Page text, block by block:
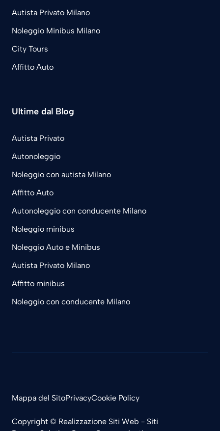
Autista Privato Milano
Noleggio Minibus Milano
City Tours
Affitto Auto
Ultime dal Blog
Autista Privato
Autonoleggio
Noleggio con autista Milano
Affitto Auto
Autonoleggio con conducente Milano
Noleggio minibus
Noleggio Auto e Minibus
Autista Privato Milano
Affitto minibus
Noleggio con conducente Milano
Copyright © Realizzazione Siti Web - Siti
Mappa del SitoPrivacyCookie Policy